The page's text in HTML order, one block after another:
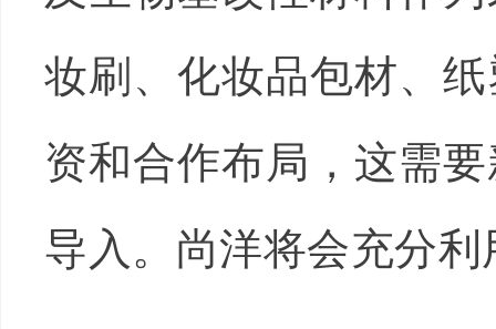
妆刷、化妆品包材、
资和合作布局，这需
导入。尚洋将会充分